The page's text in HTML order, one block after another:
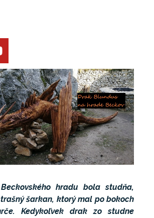
hradu bola studňa,
šarkan, ktorý mal po bokoch
Kedykoľvek drak zo studne